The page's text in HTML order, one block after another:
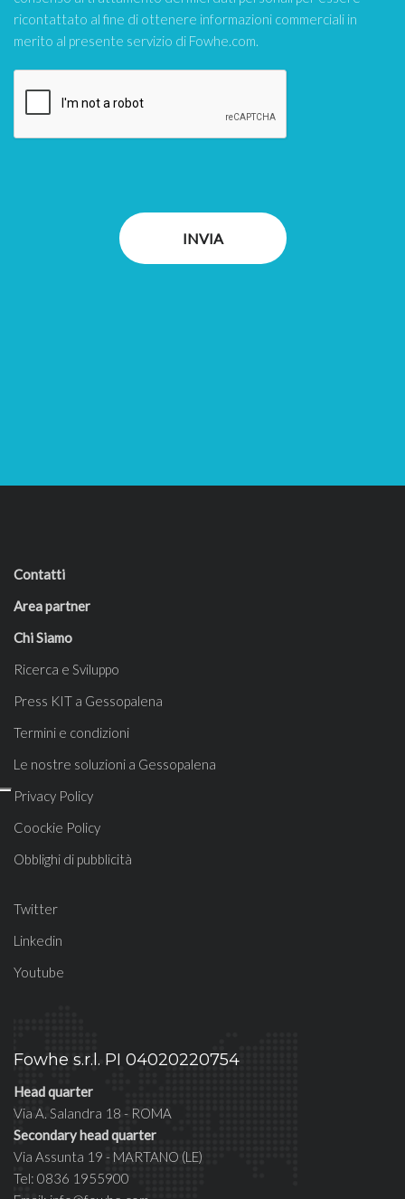
ricontattato al fine di ottenere informazioni commerciali in
merito al presente servizio di Fowhe.com.
INVIA
Contatti
Area partner
Chi Siamo
Ricerca e Sviluppo
Press KIT a Gessopalena
Termini e condizioni
Le nostre soluzioni a Gessopalena
Privacy Policy
Coockie Policy
Obblighi di pubblicità
Twitter
Linkedin
Youtube
Fowhe s.r.l. PI 04020220754
Head quarter
Via A. Salandra 18 - ROMA
Secondary head quarter
Via Assunta 19 - MARTANO (LE)
Tel: 0836 1955900